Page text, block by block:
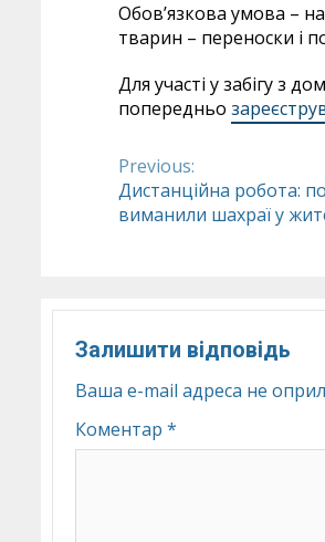
Обов’язкова умова –
тварин – переноски і
Для участі у забігу з
попередньо
Continue
Reading
Previous:
Дистанційна робота:
виманили шахраї у
Залишити відповідь
Ваша e-mail адреса не
Коментар *